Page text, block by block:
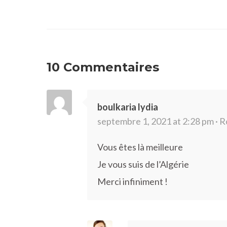
10 Commentaires
boulkaria lydia
septembre 1, 2021 at 2:28 pm ·
Vous êtes là meilleure
Je vous suis de l’Algérie
Merci infiniment !